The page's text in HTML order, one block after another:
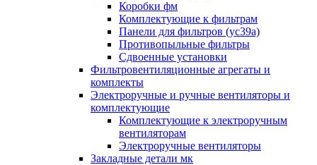
Коробки фм
Комплектующие к фильтрам
Панели для фильтров (ус39а)
Противопыльные фильтры
Сдвоенные установки
Фильтровентиляционные агрегаты и
комплекты
Электроручные и ручные вентиляторы и
комплектующие
Комплектующие к электроручным
вентиляторам
Электроручные вентиляторы
Закладные детали мк